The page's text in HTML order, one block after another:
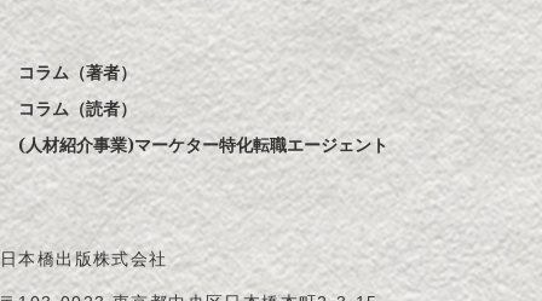
コラム（著者）
コラム（読者）
(人材紹介事業)マーケター特化転職エージェント
日本橋出版株式会社